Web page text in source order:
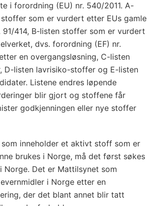
i forordning (EU) nr. 540/2011. A-
som er vurdert etter EUs gamle
414, B-listen stoffer som er vurdert
dvs. forordning (EF) nr.
en overgangsløsning, C-listen
D-listen lavrisiko-stoffer og E-listen
Listene endres løpende
blir gjort og stoffene får
godkjenningen eller nye stoffer
inneholder et aktivt stoff som er
brukes i Norge, må det først søkes
Norge. Det er Mattilsynet som
i Norge etter en
der det blant annet blir tatt